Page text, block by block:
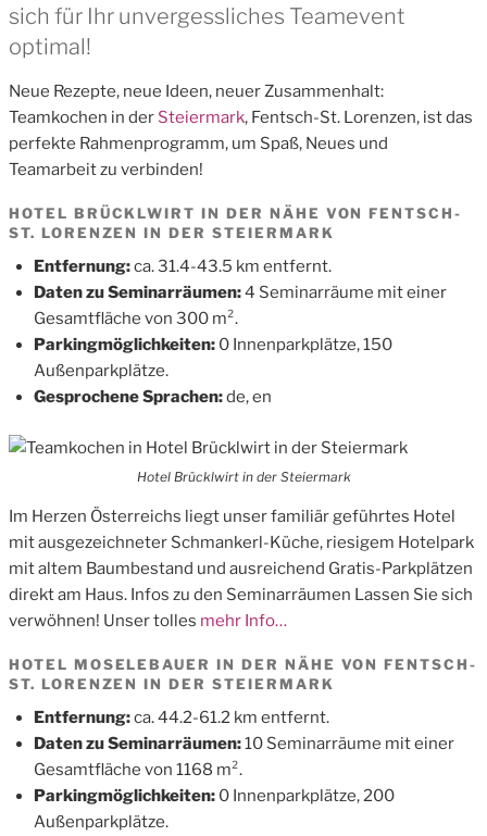
sich für Ihr unvergessliches Teamevent
optimal!
Neue Rezepte, neue Ideen, neuer Zusammenhalt:
Teamkochen in der Steiermark, Fentsch-St. Lorenzen, ist das
perfekte Rahmenprogramm, um Spaß, Neues und
Teamarbeit zu verbinden!
HOTEL BRÜCKLWIRT IN DER NÄHE VON FENTSCH-
ST. LORENZEN IN DER STEIERMARK
Entfernung:ca. 31.4-43.5 km entfernt.
Daten zu Seminarräumen:4 Seminarräume mit einer
Gesamtfläche von 300 m².
Parkingmöglichkeiten: 0 Innenparkplätze, 150
Außenparkplätze.
Gesprochene Sprachen:de, en
Hotel Brücklwirt in der Steiermark
Im Herzen Österreichs liegt unser familiär geführtes Hotel
mit ausgezeichneter Schmankerl-Küche, riesigem Hotelpark
mit altem Baumbestand und ausreichend Gratis-Parkplätzen
direkt am Haus. Infos zu den Seminarräumen Lassen Sie sich
verwöhnen! Unser tolles mehr Info…
HOTEL MOSELEBAUER IN DER NÄHE VON FENTSCH-
ST. LORENZEN IN DER STEIERMARK
Entfernung:ca. 44.2-61.2 km entfernt.
Daten zu Seminarräumen:10 Seminarräume mit einer
Gesamtfläche von 1168 m².
Parkingmöglichkeiten: 0 Innenparkplätze, 200
Außenparkplätze.